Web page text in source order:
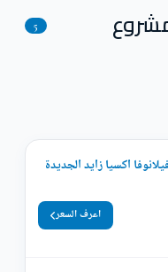
5
اكسيا زايد الجديدة
اعرف السعر